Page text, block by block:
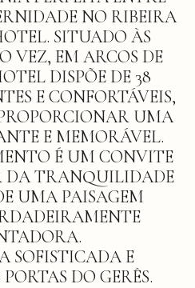
NO RIBEIRA
SITUADO ÀS
VEZ, EM ARCOS DE
DISPÕE DE 38
E CONFORTÁVEIS,
UMA
E MEMORÁVEL.
É UM CONVITE
DA TRANQUILIDADE
UMA PAISAGEM
SOFISTICADA E
DO GERÊS.